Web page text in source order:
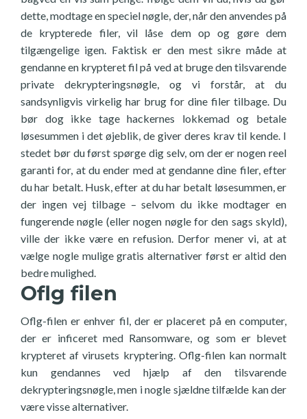
dette, modtage en speciel nøgle, der, når den anvendes på
de krypterede filer, vil låse dem op og gøre dem
tilgængelige igen. Faktisk er den mest sikre måde at
gendanne en krypteret fil på ved at bruge den tilsvarende
private dekrypteringsnøgle, og vi forstår, at du
sandsynligvis virkelig har brug for dine filer tilbage. Du
bør dog ikke tage hackernes lokkemad og betale
løsesummen i det øjeblik, de giver deres krav til kende. I
stedet bør du først spørge dig selv, om der er nogen reel
garanti for, at du ender med at gendanne dine filer, efter
du har betalt. Husk, efter at du har betalt løsesummen, er
der ingen vej tilbage – selvom du ikke modtager en
fungerende nøgle (eller nogen nøgle for den sags skyld),
ville der ikke være en refusion. Derfor mener vi, at at
vælge nogle mulige gratis alternativer først er altid den
bedre mulighed.
Oflg filen
Oflg-filen er enhver fil, der er placeret på en computer,
der er inficeret med Ransomware, og som er blevet
krypteret af virusets kryptering. Oflg-filen kan normalt
kun gendannes ved hjælp af den tilsvarende
dekrypteringsnøgle, men i nogle sjældne tilfælde kan der
være visse alternativer.